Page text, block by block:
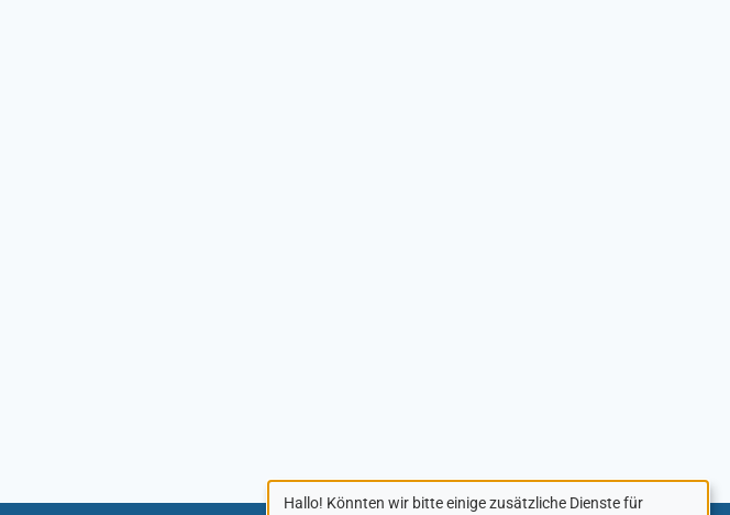
Hallo! Könnten wir bitte einige zusätzliche Dienste für